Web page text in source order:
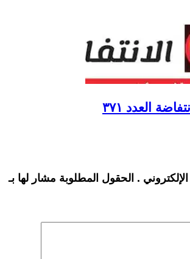
العدد ٣٧١
. الحقول المطلوبة مشار لها بـ